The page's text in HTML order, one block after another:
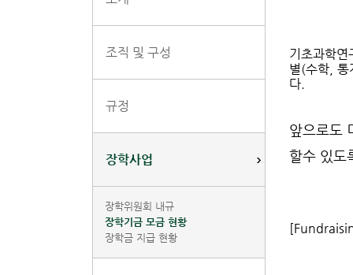
조직 및 구성
규정
장학사업
장학위원회 내규
장학기금 모금 현황
장학금 지급 현황
기초과학연
별(수학, 통
다.
앞으로도
할수 있도